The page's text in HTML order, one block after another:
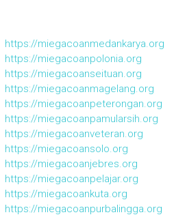
https://miegacoanmedankarya.org
https://miegacoanpolonia.org
https://miegacoanseituan.org
https://miegacoanmagelang.org
https://miegacoanpeterongan.org
https://miegacoanpamularsih.org
https://miegacoanveteran.org
https://miegacoansolo.org
https://miegacoanjebres.org
https://miegacoanpelajar.org
https://miegacoankuta.org
https://miegacoanpurbalingga.org